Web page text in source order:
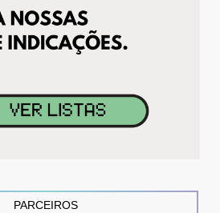
PARCEIROS